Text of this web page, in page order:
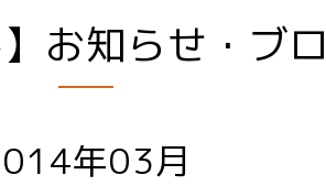
】お知らせ・ブ
2014年03月